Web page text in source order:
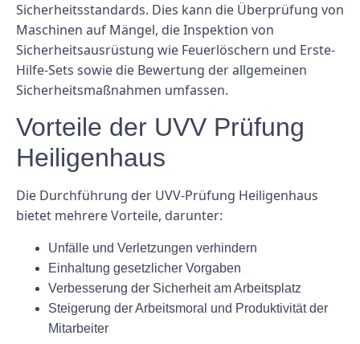
Sicherheitsstandards. Dies kann die Überprüfung von
Maschinen auf Mängel, die Inspektion von
Sicherheitsausrüstung wie Feuerlöschern und Erste-
Hilfe-Sets sowie die Bewertung der allgemeinen
Sicherheitsmaßnahmen umfassen.
Vorteile der UVV Prüfung
Heiligenhaus
Die Durchführung der UVV-Prüfung Heiligenhaus
bietet mehrere Vorteile, darunter:
Unfälle und Verletzungen verhindern
Einhaltung gesetzlicher Vorgaben
Verbesserung der Sicherheit am Arbeitsplatz
Steigerung der Arbeitsmoral und Produktivität der
Mitarbeiter